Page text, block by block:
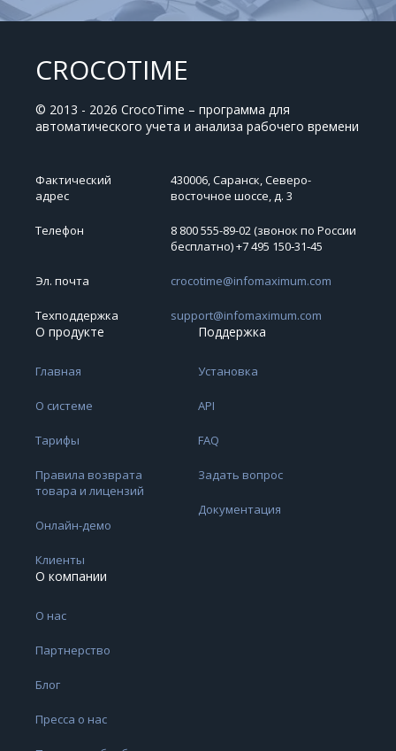
CROCOTIME
© 2013 - 2026 CrocoTime – программа для
автоматического учета и анализа рабочего времени
Фактический
адрес
430006, Саранск, Северо-
восточное шоссе, д. 3
Телефон
8 800 555-89-02 (звонок по России
бесплатно) +7 495 150‑31‑45
Эл. почта crocotime@infomaximum.com
Техподдержка support@infomaximum.com
О продукте
Главная
О системе
Тарифы
Правила возврата
товара и лицензий
Онлайн-демо
Клиенты
Поддержка
Установка
API
FAQ
Задать вопрос
Документация
О компании
О нас
Партнерство
Блог
Пресса о нас